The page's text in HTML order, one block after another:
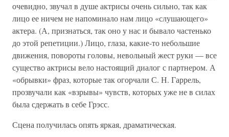
очевидно, звучал в душе актрисы очень сильно, так как
лицо ее ничем не напоминало нам лицо «слушающего»
актера. (А, признаться, так оно у нас и бывало частенько
до этой репетиции.) Лицо, глаза, какие-то небольшие
движения, повороты головы, невольный жест руки — все
существо актрисы вело настоящий диалог с партнером. А
«обрывки» фраз, которые так огорчали С. Н. Гаррель,
прозвучали как «взрывы» чувств, которых уже не в силах
была сдержать в себе Грэсс.
Сцена получилась опять яркая, драматическая.